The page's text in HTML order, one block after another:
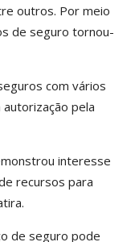
outros. Por meio
de seguro tornou-
com vários
pela
interesse
recursos para
de seguro pode